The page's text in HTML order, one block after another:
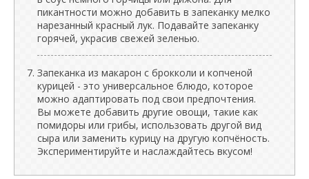
пикантности можно добавить в запеканку мелко
нарезанный красный лук. Подавайте запеканку
горячей, украсив свежей зеленью.
Запеканка из макарон с брокколи и копченой
курицей - это универсальное блюдо, которое
можно адаптировать под свои предпочтения.
Вы можете добавить другие овощи, такие как
помидоры или грибы, использовать другой вид
сыра или заменить курицу на другую копчёность.
Экспериментируйте и наслаждайтесь вкусом!